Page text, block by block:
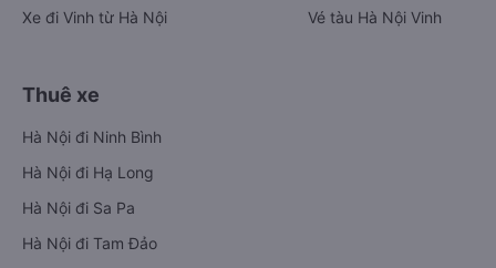
Xe đi Vinh từ Hà Nội
Vé tàu Hà Nội Vinh
Thuê xe
Hà Nội đi Ninh Bình
Hà Nội đi Hạ Long
Hà Nội đi Sa Pa
Hà Nội đi Tam Đảo